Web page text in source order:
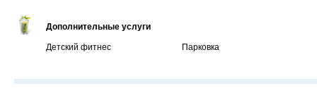
Дополнительные услуги
Детский фитнес Парковка